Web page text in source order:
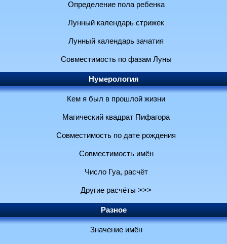
Определение пола ребенка
Лунный календарь стрижек
Лунный календарь зачатия
Совместимость по фазам Луны
Нумерология
Кем я был в прошлой жизни
Магический квадрат Пифагора
Совместимость по дате рождения
Совместимость имён
Число Гуа, расчёт
Другие расчёты >>>
Разное
Значение имён